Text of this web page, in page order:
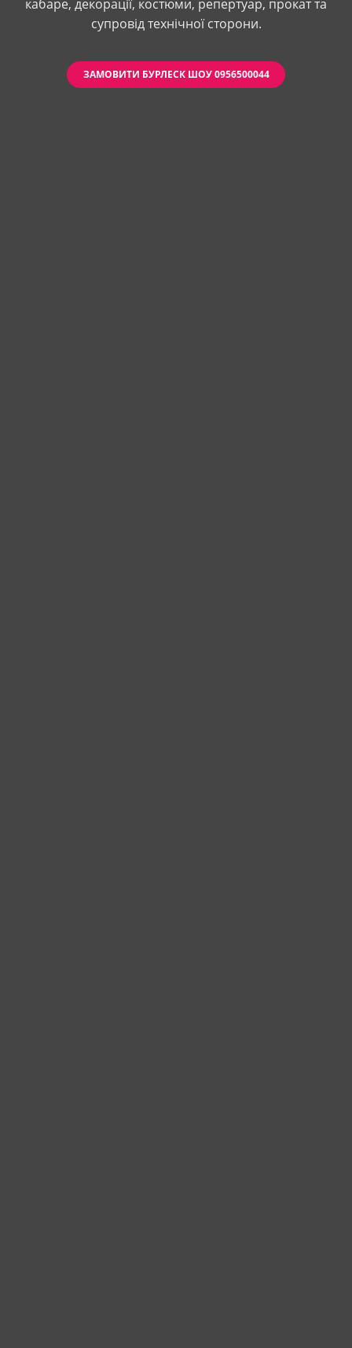
кабаре, декорації, костюми, репертуар, прокат та
супровід технічної сторони.
ЗАМОВИТИ БУРЛЕСК ШОУ 0956500044